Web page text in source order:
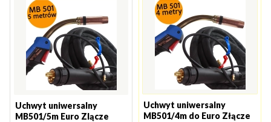
Uchwyt uniwersalny
MB501/5m Euro Zlącze
Uchwyt uniwersalny
MB501/4m do Euro Złącze